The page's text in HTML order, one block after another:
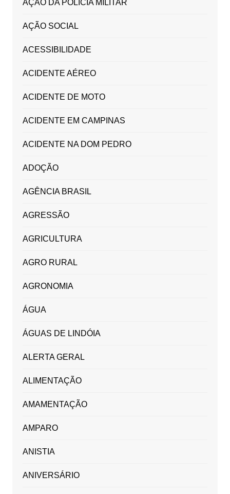
AÇÃO DA POLICIA MILITAR
AÇÃO SOCIAL
ACESSIBILIDADE
ACIDENTE AÉREO
ACIDENTE DE MOTO
ACIDENTE EM CAMPINAS
ACIDENTE NA DOM PEDRO
ADOÇÃO
AGÊNCIA BRASIL
AGRESSÃO
AGRICULTURA
AGRO RURAL
AGRONOMIA
ÁGUA
ÁGUAS DE LINDÓIA
ALERTA GERAL
ALIMENTAÇÃO
AMAMENTAÇÃO
AMPARO
ANISTIA
ANIVERSÁRIO